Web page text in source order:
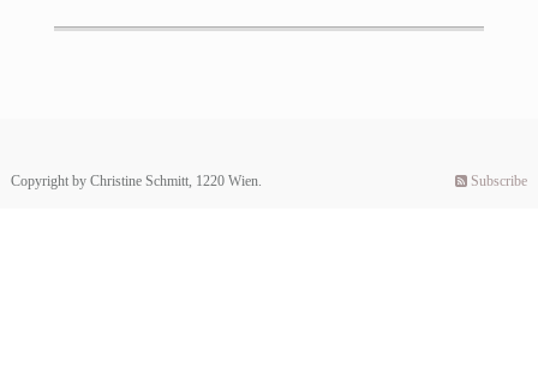
Copyright by Christine Schmitt, 1220 Wien. Subscribe